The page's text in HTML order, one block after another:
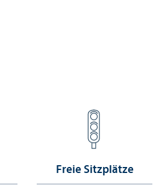
Freie Sitzplätze